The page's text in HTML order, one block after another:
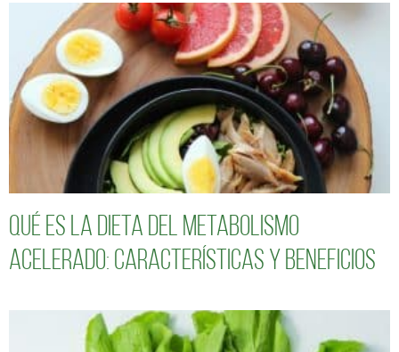
Qué es la dieta del metabolismo
acelerado: características y beneficios